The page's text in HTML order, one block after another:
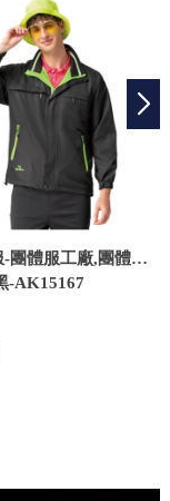
團體服工廠,團體服,
廠,台中團體服
-AK15167